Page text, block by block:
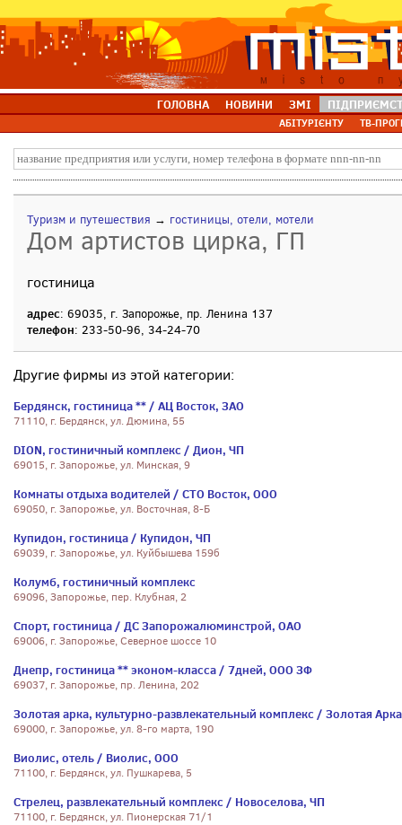
ГОЛОВНА НОВИНИ ЗМІ
АБІТУРІЄНТУ ТВ-
Туризм и путешествия → гостиницы, отели, мотели
Дом артистов цирка, ГП
гостиница
адрес: 69035, г. Запорожье, пр. Ленина 137
телефон: 233-50-96, 34-24-70
Другие фирмы из этой категории:
Бердянск, гостиница ** / АЦ Восток, ЗАО
71110, г. Бердянск, ул. Дюмина, 55
DION, гостиничный комплекс / Дион, ЧП
69015, г. Запорожье, ул. Минская, 9
Комнаты отдыха водителей / СТО Восток, ООО
69050, г. Запорожье, ул. Восточная, 8-Б
Купидон, гостиница / Купидон, ЧП
69039, г. Запорожье, ул. Куйбышева 159б
Колумб, гостиничный комплекс
69096, Запорожье, пер. Клубная, 2
Спорт, гостиница / ДС Запорожалюминстрой, ОАО
69006, г. Запорожье, Северное шоссе 10
Днепр, гостиница ** эконом-класса / 7дней, ООО ЗФ
69037, г. Запорожье, пр. Ленина, 202
Золотая арка, культурно-развлекательный комплекс / Золотая
69000, г. Запорожье, ул. 8-го марта, 190
Виолис, отель / Виолис, ООО
71100, г. Бердянск, ул. Пушкарева, 5
Стрелец, развлекательный комплекс / Новоселова, ЧП
71100, г. Бердянск, ул. Пионерская 71/1